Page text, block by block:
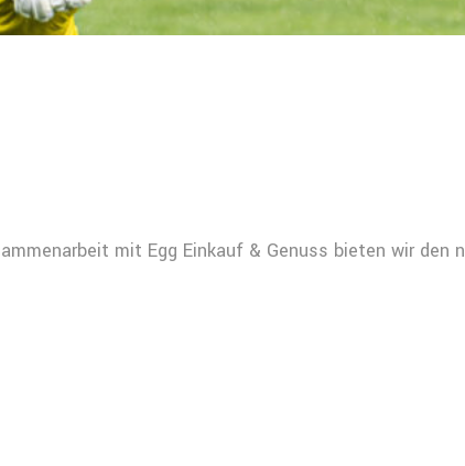
mit Egg Einkauf & Genuss bieten wir den n